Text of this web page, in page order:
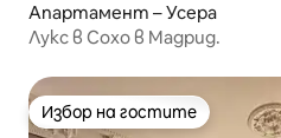
Апартамент – Усера
Лукс в Сохо в Мадрид.
Избор на гостите
Избор на гостите